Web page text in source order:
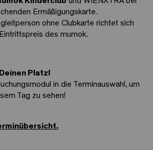
Ermäßigungskarte.
ohne Clubkarte richtet sich
des mumok.
Platz!
in die Terminauswahl, um
Tag zu sehen!